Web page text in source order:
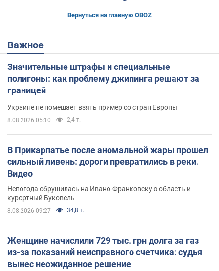
Вернуться на главную OBOZ
Важное
Значительные штрафы и специальные
полигоны: как проблему джипинга решают за
границей
Украине не помешает взять пример со стран Европы
8.08.2026 05:10 2,4 т.
В Прикарпатье после аномальной жары прошел
сильный ливень: дороги превратились в реки.
Видео
Непогода обрушилась на Ивано-Франковскую область и
курортный Буковель
8.08.2026 09:27 34,8 т.
Женщине начислили 729 тыс. грн долга за газ
из-за показаний неисправного счетчика: судья
вынес неожиданное решение